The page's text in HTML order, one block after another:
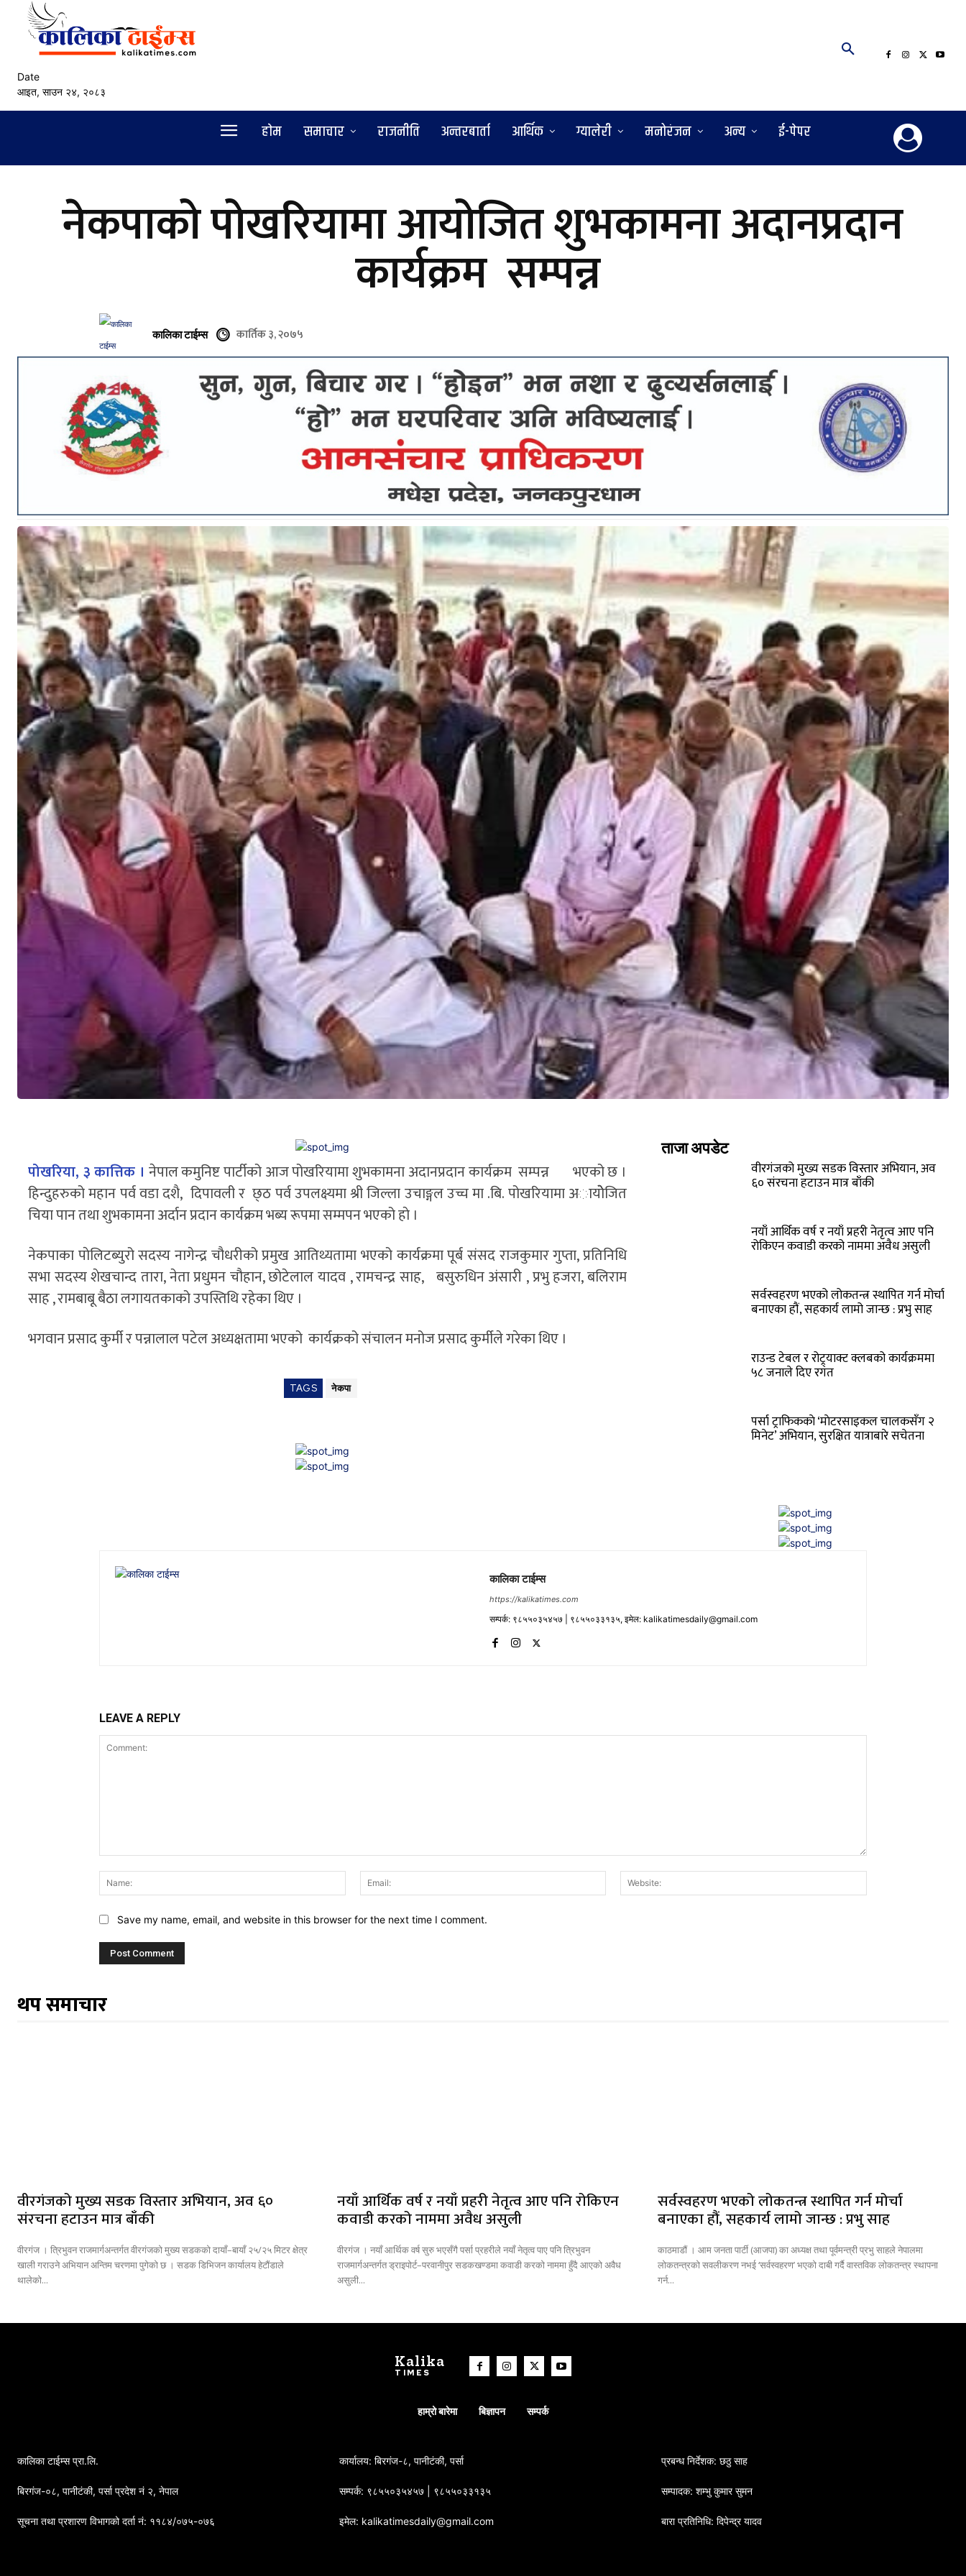
Date
आइत, साउन २४, २०८३
हाेम समाचार राजनीति अन्तरबार्ता आर्थिक ग्यालेरी मनोरंजन अन्य ई-पेपर
नेकपाको पोखरियामा आयोजित शुभकामना अदानप्रदान
कार्यक्रम सम्पन्न
कालिका टाईम्स कार्तिक ३, २०७५
पोखरिया, ३ कात्तिक । नेपाल कमुनिष्ट पार्टीको आज पोखरियामा शुभकामना अदानप्रदान कार्यक्रम सम्पन्न भएको छ ।
हिन्दुहरुको महान पर्व वडा दशै, दिपावली र छ्ठ पर्व उपलक्ष्यमा श्री जिल्ला उचाङ्गल उच्च मा .बि. पोखरियामा अायाेेेजित
चिया पान तथा शुभकामना अर्दान प्रदान कार्यक्रम भब्य रूपमा सम्मपन भएको हाे ।
नेकपाका पाेलिटब्युरो सदस्य नागेन्द्र चौधरीको प्रमुख आतिथ्यतामा भएको कार्यक्रमा पूर्ब संसद राजकुमार गुप्ता, प्रतिनिधि
सभा सदस्य शेखचान्द तारा, नेता प्रधुमन चौहान, छोटेलाल यादव , रामचन्द्र साह, बसुरुधिन अंसारी , प्रभु हजरा, बलिराम
साह , रामबाबू बैठा लगायतकाको उपस्तिथि रहेका थिए ।
भगवान प्रसाद कुर्मी र पन्नालाल पटेल अध्यक्षतामा भएको कार्यक्रको संचालन मनोज प्रसाद कुर्मीले गरेका थिए ।
TAGS नेकपा
ताजा अपडेट
वीरगंजको मुख्य सडक विस्तार अभियान, अव
६० संरचना हटाउन मात्र बाँकी
नयाँ आर्थिक वर्ष र नयाँ प्रहरी नेतृत्व आए पनि
रोकिएन कवाडी करको नाममा अवैध असुली
सर्वस्वहरण भएको लोकतन्त्र स्थापित गर्न मोर्चा
बनाएका हौं, सहकार्य लामो जान्छ : प्रभु साह
राउन्ड टेबल र रोट्र्याक्ट क्लबको कार्यक्रममा
५८ जनाले दिए रगत
पर्सा ट्राफिककाे ‘माेटरसाइकल चालकसँग २
मिनेट’ अभियान, सुरक्षित यात्राबारे सचेतना
कालिका टाईम्स
https://kalikatimes.com
सम्पर्क: ९८५५०३५४५७ | ९८५५०३३१३५, इमेल: kalikatimesdaily@gmail.com
LEAVE A REPLY
Name:
Email:
Save my name, email, and website in this browser for the next time I comment.
थप समाचार
वीरगंजको मुख्य सडक विस्तार अभियान, अव ६०
संरचना हटाउन मात्र बाँकी
वीरगंज । त्रिभुवन राजमार्गअन्तर्गत वीरगंजको मुख्य सडकको दायाँ–बायाँ २५/२५ मिटर क्षेत्र
खाली गराउने अभियान अन्तिम चरणमा पुगेको छ । सडक डिभिजन कार्यालय हेटौंडाले
थालेको...
नयाँ आर्थिक वर्ष र नयाँ प्रहरी नेतृत्व आए पनि रोकिएन
कवाडी करको नाममा अवैध असुली
वीरगंज । नयाँ आर्थिक वर्ष सुरु भएसँगै पर्सा प्रहरीले नयाँ नेतृत्व पाए पनि त्रिभुवन
राजमार्गअन्तर्गत ड्राइपोर्ट–परवानीपुर सडकखण्डमा कवाडी करको नाममा हुँदै आएको अवैध
असुली...
सर्वस्वहरण भएको लोकतन्त्र स्थापित गर्न मोर्चा
बनाएका हौं, सहकार्य लामो जान्छ : प्रभु साह
काठमाडौं । आम जनता पार्टी (आजपा) का अध्यक्ष तथा पूर्वमन्त्री प्रभु साहले नेपालमा
लोकतन्त्रको सवलीकरण नभई ‘सर्वस्वहरण’ भएको दाबी गर्दै वास्तविक लोकतन्त्र स्थापना
गर्न...
Kalika
TIMES
हाम्रो बारेमा बिज्ञापन सम्पर्क
कालिका टाईम्स प्रा.लि.
बिरगंज-०८, पानीटंकी, पर्सा प्रदेश नं २, नेपाल
सूचना तथा प्रशारण विभागको दर्ता नं: ११८४/०७५-०७६
कार्यालय: बिरगंज-८, पानीटंकी, पर्सा
सम्पर्क: ९८५५०३५४५७ | ९८५५०३३१३५
इमेल: kalikatimesdaily@gmail.com
प्रबन्ध निर्देशक: छठु साह
सम्पादक: शम्भु कुमार सुमन
बारा प्रतिनिधि: दिपेन्द्र यादव